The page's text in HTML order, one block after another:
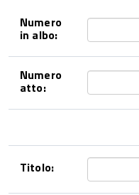
Numero
in albo:
Numero
atto:
Titolo: